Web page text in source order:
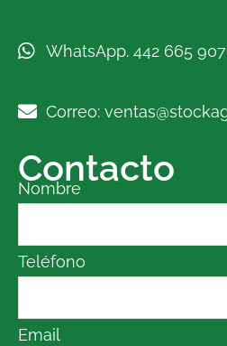
WhatsApp. 442 665
Correo:
Contacto
Nombre
Teléfono
Email